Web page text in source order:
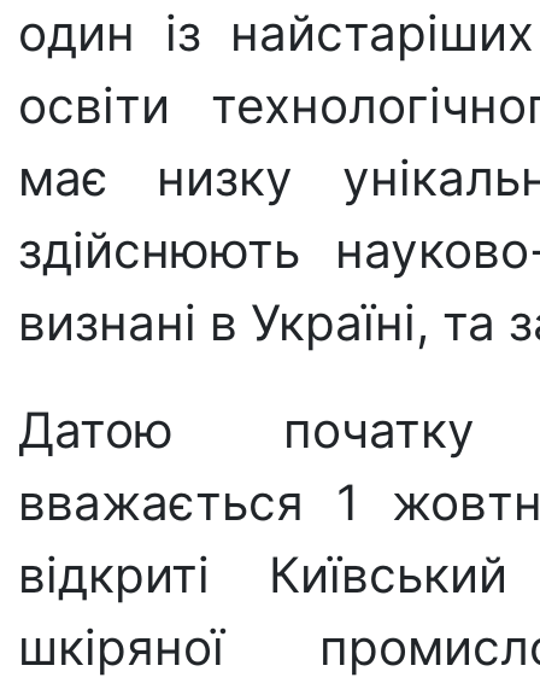
один із
освіти
має низку
здійснюють
визнані в Україні, та
Датою початку
вважається 1
відкриті
шкіряної